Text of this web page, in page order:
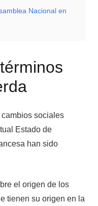
Nacional en
sociales
Estado de
han sido
el origen de los
tienen su origen en la